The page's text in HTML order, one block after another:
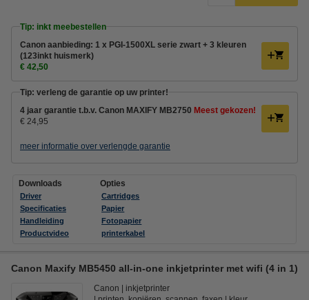
Tip: inkt meebestellen
Canon aanbieding: 1 x PGI-1500XL serie zwart + 3 kleuren
(123inkt huismerk)
€ 42,50
Tip: verleng de garantie op uw printer!
4 jaar garantie t.b.v. Canon MAXIFY MB2750 Meest gekozen!
€ 24,95
meer informatie over verlengde garantie
Downloads
Driver
Specificaties
Handleiding
Productvideo
Opties
Cartridges
Papier
Fotopapier
printerkabel
Canon Maxify MB5450 all-in-one inkjetprinter met wifi (4 in 1)
Canon
inkjetprinter